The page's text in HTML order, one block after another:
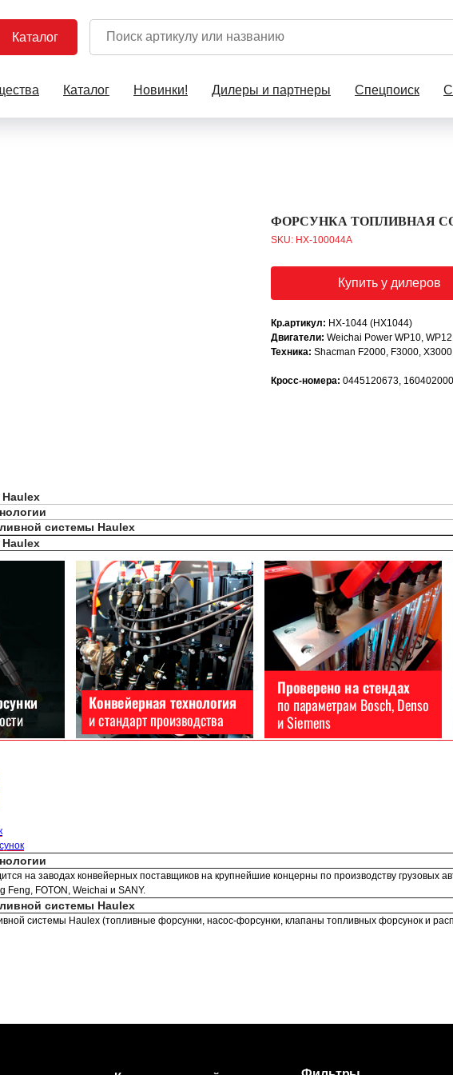
Каталог
Каталог Новинки! Дилеры и партнеры Спецпоиск
ФОРСУНКА ТОПЛИВНАЯ
SKU: HX-100044A
Купить у дилеров
Кр.артикул: HX-1044 (HX1044)
Двигатели: Weichai Power WP10,
Техника: Shacman F2000, F3000,
Кросс-номера: 0445120673,
системы Haulex
на заводах конвейерных поставщиков на крупнейшие концерны по производству грузовых
Feng, FOTON, Weichai и SANY.
системы Haulex
системы Haulex (топливные форсунки, насос-форсунки, клапаны топливных форсунок и